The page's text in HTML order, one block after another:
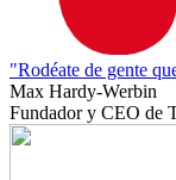
"Rodéate de gente
Max Hardy-Werbin
Fundador y CEO de